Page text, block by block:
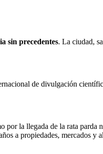
sin precedentes. La ciudad,
de divulgación
la llegada de la rata parda
a propiedades, mercados y